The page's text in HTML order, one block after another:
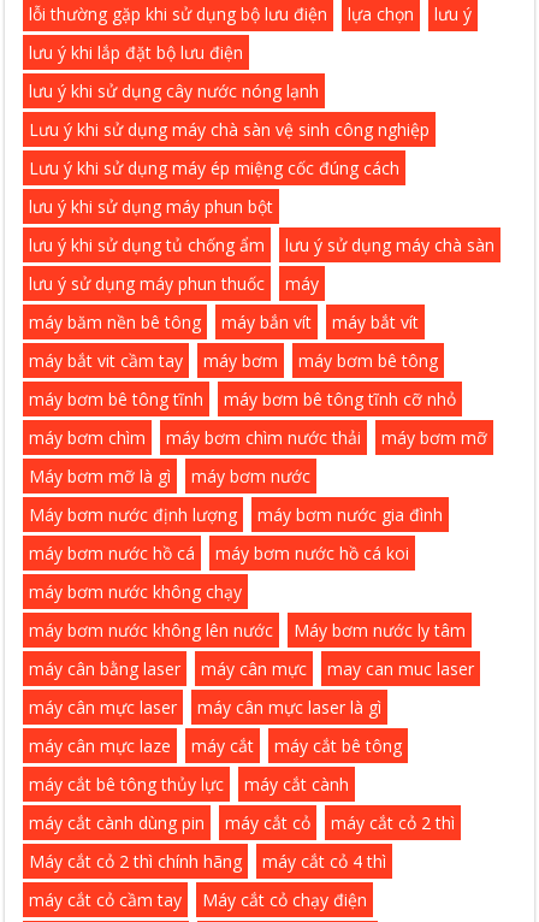
lỗi thường gặp khi sử dụng bộ lưu điện
lựa chọn
lưu ý
lưu ý khi lắp đặt bộ lưu điện
lưu ý khi sử dụng cây nước nóng lạnh
Lưu ý khi sử dụng máy chà sàn vệ sinh công nghiệp
Lưu ý khi sử dụng máy ép miệng cốc đúng cách
lưu ý khi sử dụng máy phun bột
lưu ý khi sử dụng tủ chống ẩm
lưu ý sử dụng máy chà sàn
lưu ý sử dụng máy phun thuốc
máy
máy băm nền bê tông
máy bắn vít
máy bắt vít
máy bắt vit cầm tay
máy bơm
máy bơm bê tông
máy bơm bê tông tĩnh
máy bơm bê tông tĩnh cỡ nhỏ
máy bơm chìm
máy bơm chìm nước thải
máy bơm mỡ
Máy bơm mỡ là gì
máy bơm nước
Máy bơm nước định lượng
máy bơm nước gia đình
máy bơm nước hồ cá
máy bơm nước hồ cá koi
máy bơm nước không chạy
máy bơm nước không lên nước
Máy bơm nước ly tâm
máy cân bằng laser
máy cân mực
may can muc laser
máy cân mực laser
máy cân mực laser là gì
máy cân mực laze
máy cắt
máy cắt bê tông
máy cắt bê tông thủy lực
máy cắt cành
máy cắt cành dùng pin
máy cắt cỏ
máy cắt cỏ 2 thì
Máy cắt cỏ 2 thì chính hãng
máy cắt cỏ 4 thì
máy cắt cỏ cầm tay
Máy cắt cỏ chạy điện